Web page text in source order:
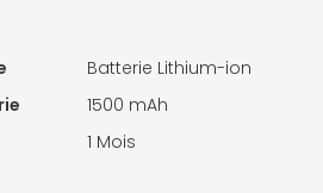
Batterie Lithium-ion
1500 mAh
1 Mois